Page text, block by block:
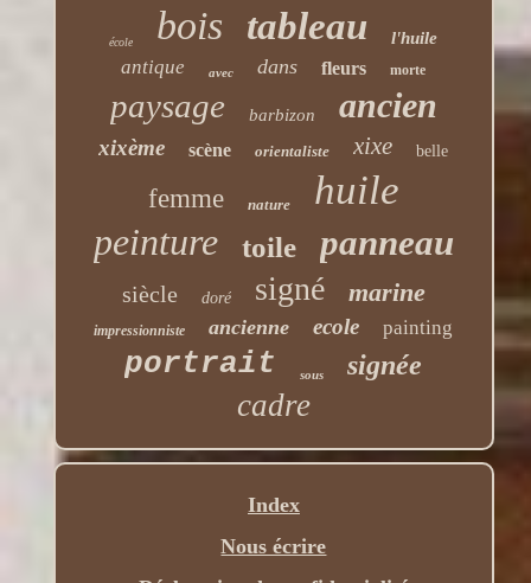
école bois tableau l'huile
antique avec dans fleurs morte
paysage barbizon ancien
xixème scène orientaliste xixe belle
femme nature huile
peinture toile panneau
siècle doré signé marine
impressionniste ancienne ecole painting
portrait sous signée
cadre
Index
Nous écrire